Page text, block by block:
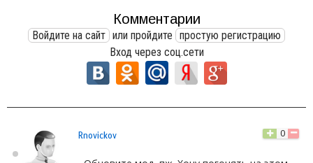
Комментарии
Войдите на сайт или пройдите простую регистрацию
Вход через соц.сети
Rnovickov 0